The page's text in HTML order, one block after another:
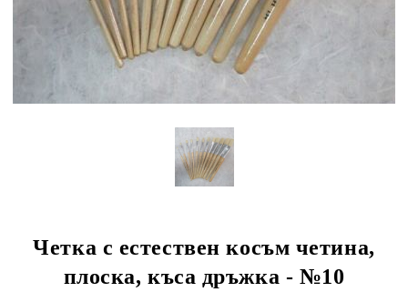
Четка с естествен косъм четина,
плоска, къса дръжка - №10